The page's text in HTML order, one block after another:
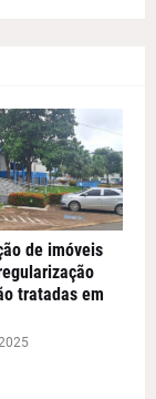
de imóveis
tratadas em